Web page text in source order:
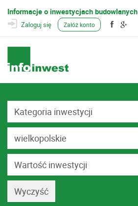
Informacje o inwestycjach budowlanych
Zaloguj się Załóż konto
Kategoria inwestycji
wielkopolskie
Wartość inwestycji